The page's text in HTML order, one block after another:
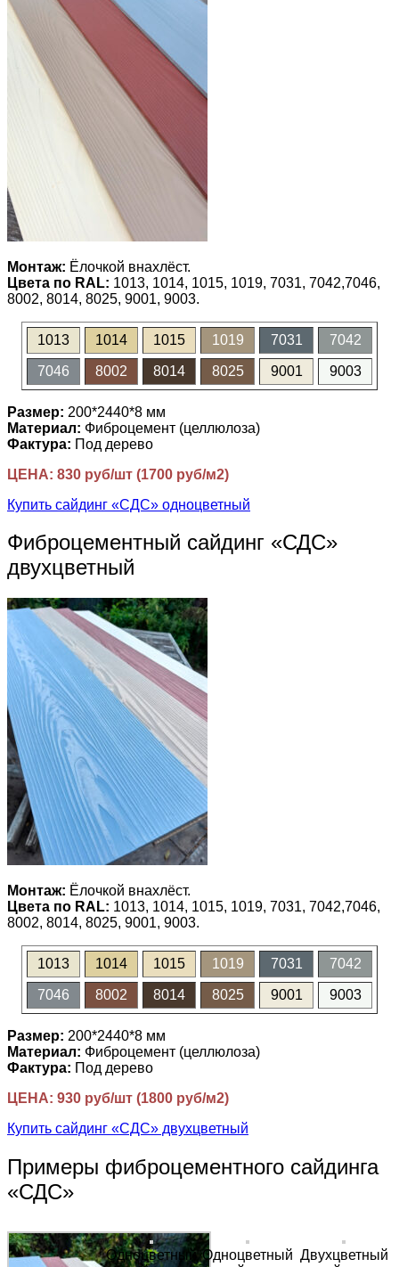
Монтаж: Ёлочкой внахлёст.
Цвета по RAL: 1013, 1014, 1015, 1019, 7031, 7042,7046,
8002, 8014, 8025, 9001, 9003.
1013 1014 1015 1019 7031 7042
7046 8002 8014 8025 9001 9003
Размер: 200*2440*8 мм
Материал: Фиброцемент (целлюлоза)
Фактура: Под дерево
ЦЕНА: 830 руб/шт (1700 руб/м2)
Купить сайдинг «СДС» одноцветный
Фиброцементный сайдинг «СДС»
двухцветный
Монтаж: Ёлочкой внахлёст.
Цвета по RAL: 1013, 1014, 1015, 1019, 7031, 7042,7046,
8002, 8014, 8025, 9001, 9003.
1013 1014 1015 1019 7031 7042
7046 8002 8014 8025 9001 9003
Размер: 200*2440*8 мм
Материал: Фиброцемент (целлюлоза)
Фактура: Под дерево
ЦЕНА: 930 руб/шт (1800 руб/м2)
Купить сайдинг «СДС» двухцветный
Примеры фиброцементного сайдинга
«СДС»
Одноцветный Одноцветный Двухцветный